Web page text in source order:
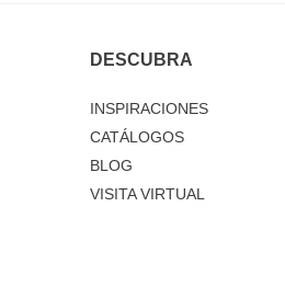
DESCUBRA
INSPIRACIONES
CATÁLOGOS
BLOG
VISITA VIRTUAL